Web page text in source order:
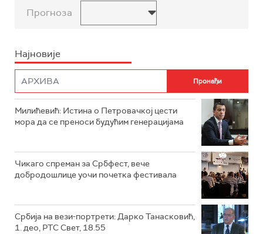
Прогноза
Најновије
Милићевић: Истина о Петровачкој цести
мора да се преноси будућим генерацијама
Чикаго спреман за Србфест, вече
добродошлице уочи почетка фестивала
Србија на вези-портрети: Дарко Танасковић,
1. део, РТС Свет, 18.55